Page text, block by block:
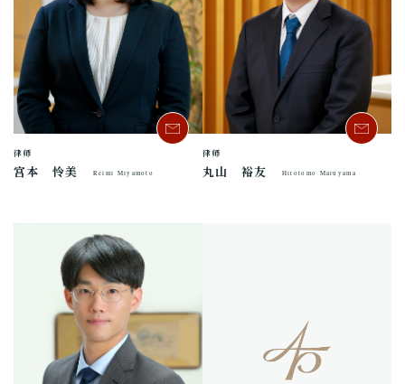
律师
宫本 怜美 Reimi Miyamoto
律师
丸山 裕友 Hirotomo Maruyama